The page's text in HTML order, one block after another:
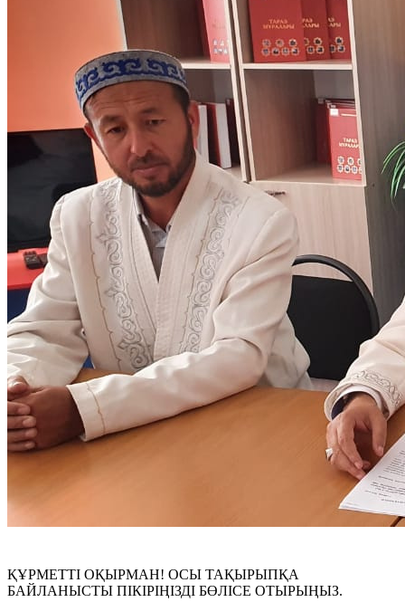
ҚҰРМЕТТІ ОҚЫРМАН! ОСЫ ТАҚЫРЫПҚА
БАЙЛАНЫСТЫ ПІКІРІҢІЗДІ БӨЛІСЕ ОТЫРЫҢЫЗ.